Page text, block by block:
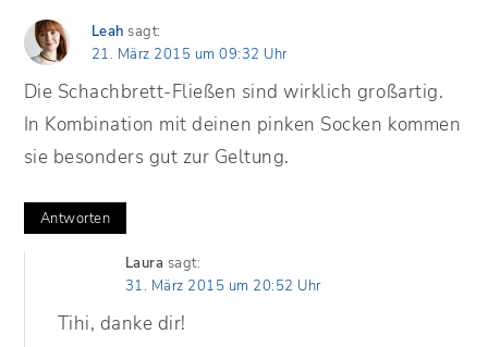
Leah sagt:
21. März 2015 um 09:32 Uhr
Die Schachbrett-Fließen sind wirklich großartig.
In Kombination mit deinen pinken Socken kommen
sie besonders gut zur Geltung.
Antworten
Laura sagt:
31. März 2015 um 20:52 Uhr
Tihi, danke dir!